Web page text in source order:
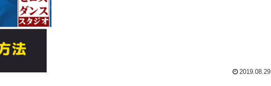
2019.08.29